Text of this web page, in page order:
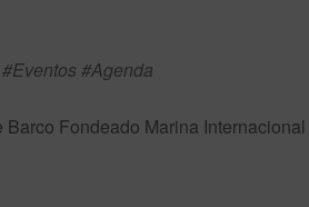
#Agenda
Fondeado Marina